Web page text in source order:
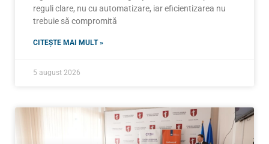
reguli clare, nu cu automatizare, iar eficientizarea nu
trebuie să compromită
CITEȘTE MAI MULT »
5 august 2026